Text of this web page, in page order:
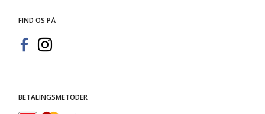
FIND OS PÅ
BETALINGSMETODER